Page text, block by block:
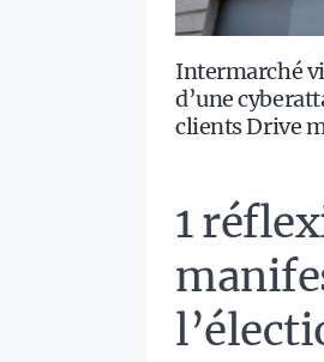
Intermarché
d’une
clients Drive
1